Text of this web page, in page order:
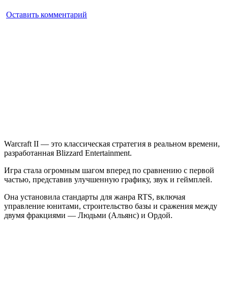
Оставить комментарий
Warcraft II — это классическая стратегия в реальном времени,
разработанная Blizzard Entertainment.
Игра стала огромным шагом вперед по сравнению с первой
частью, представив улучшенную графику, звук и геймплей.
Она установила стандарты для жанра RTS, включая
управление юнитами, строительство базы и сражения между
двумя фракциями — Людьми (Альянс) и Ордой.